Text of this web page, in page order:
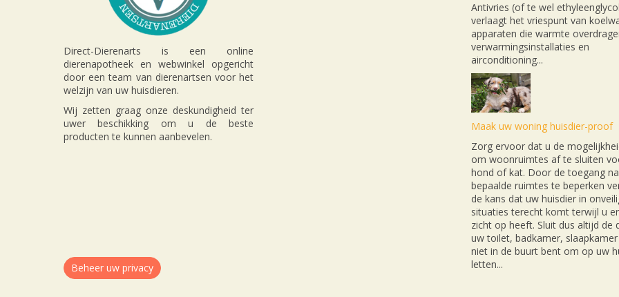
Direct-Dierenarts is een online
dierenapotheek en webwinkel opgericht
door een team van dierenartsen voor het
welzijn van uw huisdieren.
Wij zetten graag onze deskundigheid ter
uwer beschikking om u de beste
producten te kunnen aanbevelen.
Antivries (of te wel
verlaagt het vriespunt van
apparaten die warmte
verwarmingsinstallaties en
airconditioning...
Maak uw woning huisdier-proof
Zorg ervoor dat u de
om woonruimtes af te sluiten
hond of kat. Door de toegang
bepaalde ruimtes te beperken
de kans dat uw huisdier in
situaties terecht komt terwijl u
zicht op heeft. Sluit dus altijd de
uw toilet, badkamer,
niet in de buurt bent om op uw
letten...
Beheer uw privacy